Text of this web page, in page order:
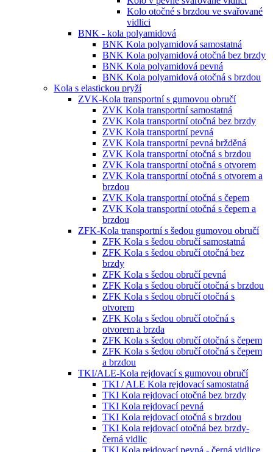
Kolo otočné s brzdou ve svařované
vidlici
BNK - kola polyamidová
BNK Kola polyamidová samostatná
BNK Kola polyamidová otočná bez brzdy
BNK Kola polyamidová pevná
BNK Kola polyamidová otočná s brzdou
Kola s elastickou pryží
ZVK-Kola transportní s gumovou obručí
ZVK Kola transportní samostatná
ZVK Kola transportní otočná bez brzdy
ZVK Kola transportní pevná
ZVK Kola transportní pevná bržděná
ZVK Kola transportní otočná s brzdou
ZVK Kola transportní otočná s otvorem
ZVK Kola transportní otočná s otvorem a
brzdou
ZVK Kola transportní otočná s čepem
ZVK Kola transportní otočná s čepem a
brzdou
ZFK-Kola transportní s šedou gumovou obručí
ZFK Kola s šedou obručí samostatná
ZFK Kola s šedou obručí otočná bez
brzdy
ZFK Kola s šedou obručí pevná
ZFK Kola s šedou obručí otočná s brzdou
ZFK Kola s šedou obručí otočná s
otvorem
ZFK Kola s šedou obručí otočná s
otvorem a brzda
ZFK Kola s šedou obručí otočná s čepem
ZFK Kola s šedou obručí otočná s čepem
a brzdou
TKI/ALE-Kola rejdovací s gumovou obručí
TKI / ALE Kola rejdovací samostatná
TKI Kola rejdovací otočná bez brzdy
TKI Kola rejdovací pevná
TKI Kola rejdovací otočná s brzdou
TKI Kola rejdovací otočná bez brzdy-
černá vidlic
TKI Kola rejdovací pevná - černá vidlice